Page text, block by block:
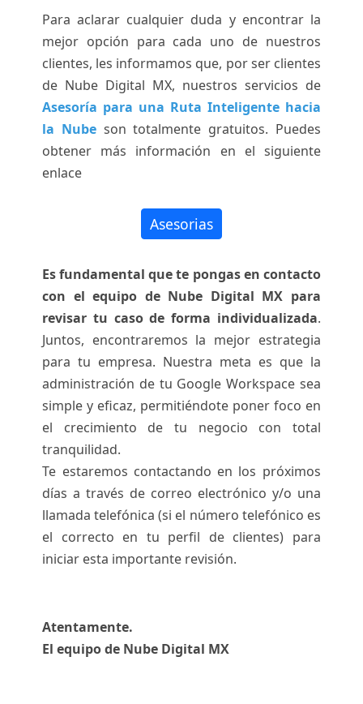
Para aclarar cualquier duda y encontrar la
mejor opción para cada uno de nuestros
clientes, les informamos que, por ser clientes
de Nube Digital MX, nuestros servicios de
Asesoría para una Ruta Inteligente hacia
la Nube son totalmente gratuitos. Puedes
obtener más información en el siguiente
enlace
Asesorias
Es fundamental que te pongas en contacto
con el equipo de Nube Digital MX para
revisar tu caso de forma individualizada.
Juntos, encontraremos la mejor estrategia
para tu empresa. Nuestra meta es que la
administración de tu Google Workspace sea
simple y eficaz, permitiéndote poner foco en
el crecimiento de tu negocio con total
tranquilidad.
Te estaremos contactando en los próximos
días a través de correo electrónico y/o una
llamada telefónica (si el número telefónico es
el correcto en tu perfil de clientes) para
iniciar esta importante revisión.
Atentamente.
El equipo de Nube Digital MX